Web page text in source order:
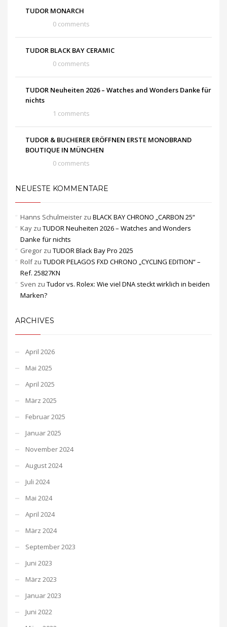
TUDOR MONARCH
0 comments
TUDOR BLACK BAY CERAMIC
0 comments
TUDOR Neuheiten 2026 – Watches and Wonders Danke für
nichts
1 comments
TUDOR & BUCHERER ERÖFFNEN ERSTE MONOBRAND
BOUTIQUE IN MÜNCHEN
0 comments
NEUESTE KOMMENTARE
Hanns Schulmeister zu BLACK BAY CHRONO „CARBON 25“
Kay zu TUDOR Neuheiten 2026 – Watches and Wonders
Danke für nichts
Gregor zu TUDOR Black Bay Pro 2025
Rolfzu TUDOR PELAGOS FXD CHRONO „CYCLING EDITION“ –
Ref. 25827KN
Sven zu Tudor vs. Rolex: Wie viel DNA steckt wirklich in beiden
Marken?
ARCHIVES
April 2026
Mai 2025
April 2025
März 2025
Februar 2025
Januar 2025
November 2024
August 2024
Juli 2024
Mai 2024
April 2024
März 2024
September 2023
Juni 2023
März 2023
Januar 2023
Juni 2022